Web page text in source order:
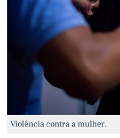
Violência contra a mulher.